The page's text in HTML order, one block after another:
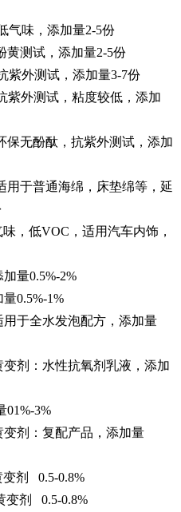
气味，添加量2-5份
黄测试，添加量2-5份
紫外测试，添加量3-7份
紫外测试，粘度较低，添加
保无酚酞，抗紫外测试，添加
于普通海绵，床垫绵等，延
，低VOC，适用汽车内饰，
量0.5%-2%
0.5%-1%
于全水发泡配方，添加量
剂：水性抗氧剂乳液，添加
01%-3%
剂：复配产品，添加量
剂 0.5-0.8%
变剂 0.5-0.8%